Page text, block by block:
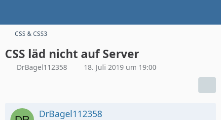
CSS & CSS3
CSS läd nicht auf Server
DrBagel112358 18. Juli 2019 um 19:00
DrBagel112358